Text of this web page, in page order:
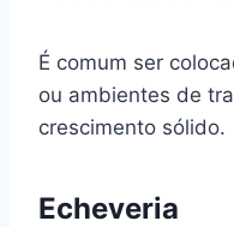
É comum ser
ou ambientes de
crescimento sólido.
Echeveria